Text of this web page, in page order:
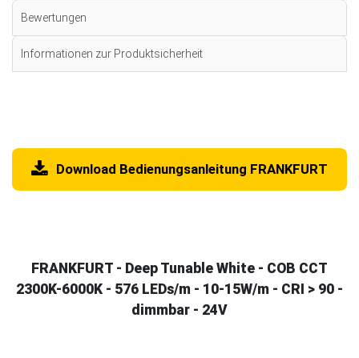
Bewertungen
Informationen zur Produktsicherheit
Download Bedienungsanleitung FRANKFURT
FRANKFURT - Deep Tunable White - COB CCT
2300K-6000K - 576 LEDs/m - 10-15W/m - CRI > 90 -
dimmbar - 24V